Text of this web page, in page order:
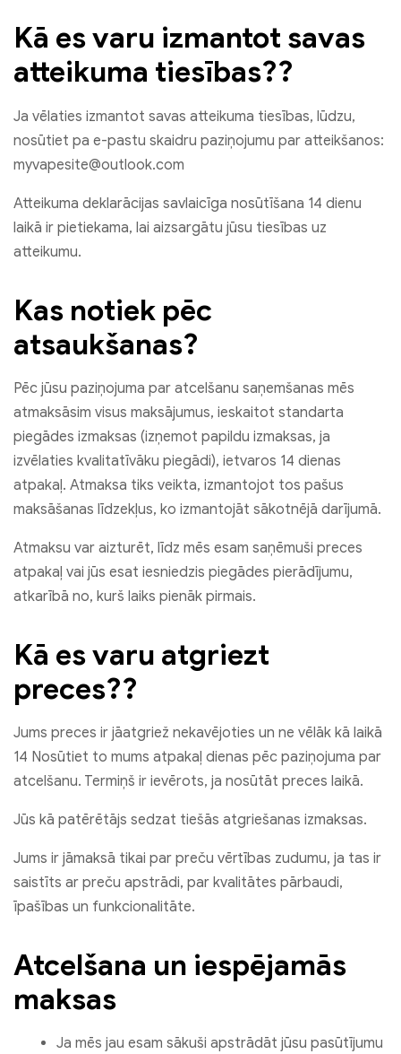
Kā es varu izmantot savas
atteikuma tiesības??
Ja vēlaties izmantot savas atteikuma tiesības, lūdzu,
nosūtiet pa e-pastu skaidru paziņojumu par atteikšanos:
myvapesite@outlook.com
Atteikuma deklarācijas savlaicīga nosūtīšana 14 dienu
laikā ir pietiekama, lai aizsargātu jūsu tiesības uz
atteikumu.
Kas notiek pēc
atsaukšanas?
Pēc jūsu paziņojuma par atcelšanu saņemšanas mēs
atmaksāsim visus maksājumus, ieskaitot standarta
piegādes izmaksas (izņemot papildu izmaksas, ja
izvēlaties kvalitatīvāku piegādi), ietvaros 14 dienas
atpakaļ. Atmaksa tiks veikta, izmantojot tos pašus
maksāšanas līdzekļus, ko izmantojāt sākotnējā darījumā.
Atmaksu var aizturēt, līdz mēs esam saņēmuši preces
atpakaļ vai jūs esat iesniedzis piegādes pierādījumu,
atkarībā no, kurš laiks pienāk pirmais.
Kā es varu atgriezt
preces??
Jums preces ir jāatgriež nekavējoties un ne vēlāk kā laikā
14 Nosūtiet to mums atpakaļ dienas pēc paziņojuma par
atcelšanu. Termiņš ir ievērots, ja nosūtāt preces laikā.
Jūs kā patērētājs sedzat tiešās atgriešanas izmaksas.
Jums ir jāmaksā tikai par preču vērtības zudumu, ja tas ir
saistīts ar preču apstrādi, par kvalitātes pārbaudi,
īpašības un funkcionalitāte.
Atcelšana un iespējamās
maksas
Ja mēs jau esam sākuši apstrādāt jūsu pasūtījumu